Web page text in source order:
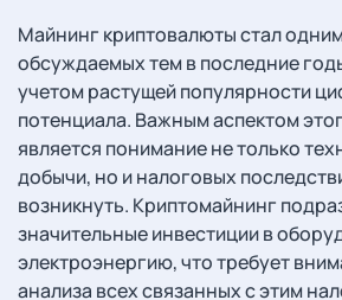
Майнинг криптовалюты стал
обсуждаемых тем в последние
учетом растущей популярности
потенциала. Важным аспектом
является понимание не только
добычи, но и налоговых
возникнуть. Криптомайнинг
значительные инвестиции в
электроэнергию, что требует
анализа всех связанных с этим